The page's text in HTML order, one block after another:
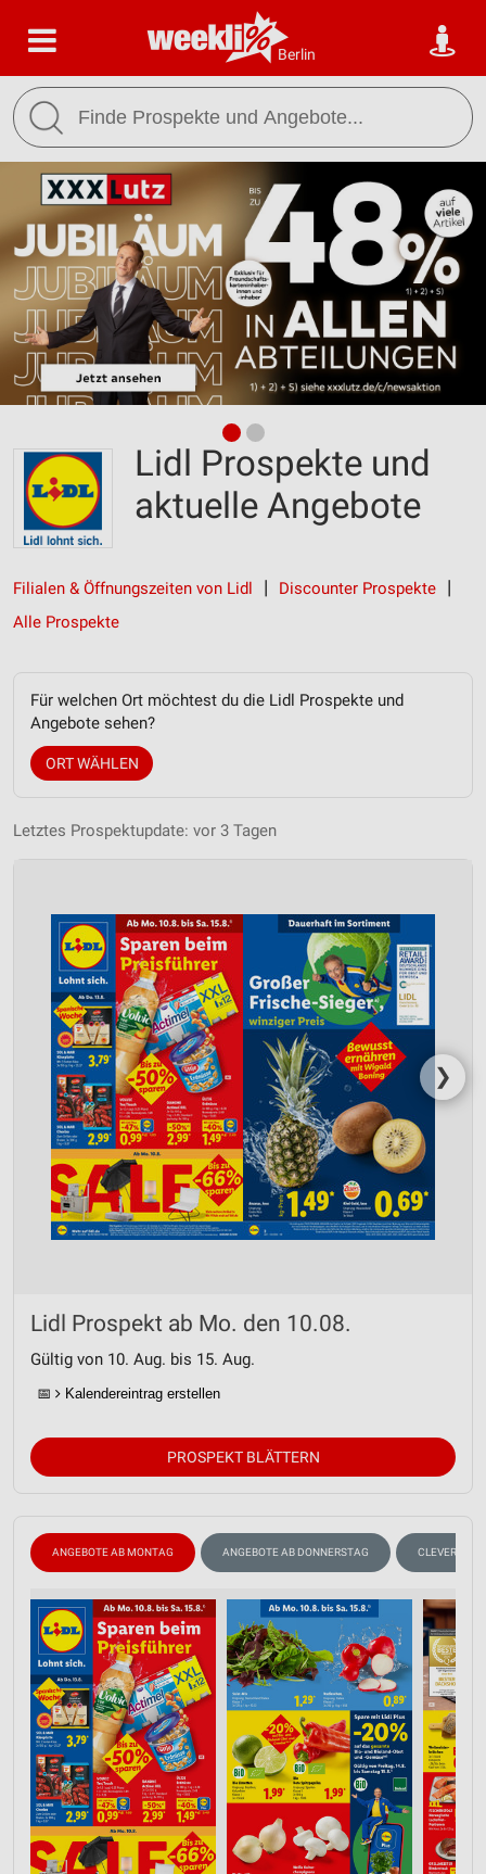
Berlin
Lidl Prospekte und
aktuelle Angebote
Filialen & Öffnungszeiten von Lidl
Discounter Prospekte
Alle Prospekte
Für welchen Ort möchtest du die Lidl Prospekte und
Angebote sehen?
ORT WÄHLEN
Letztes Prospektupdate: vor 3 Tagen
❯
Lidl Prospekt ab Mo. den 10.08.
Gültig von 10. Aug. bis 15. Aug.
📅 Kalendereintrag erstellen
PROSPEKT BLÄTTERN
ANGEBOTE AB MONTAG ANGEBOTE AB DONNERSTAG CLEVER